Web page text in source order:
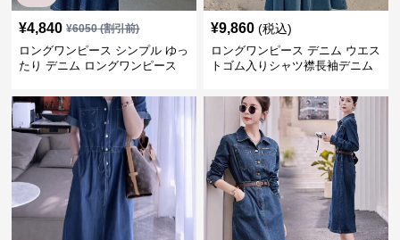
¥4,840 ¥6050(割引前)
ロングワンピース シンプル ゆっ
たり デニム ロングワンピース
¥9,860 (税込)
ロングワンピース デニム ウエス
トゴム入りシャツ襟長袖デニム